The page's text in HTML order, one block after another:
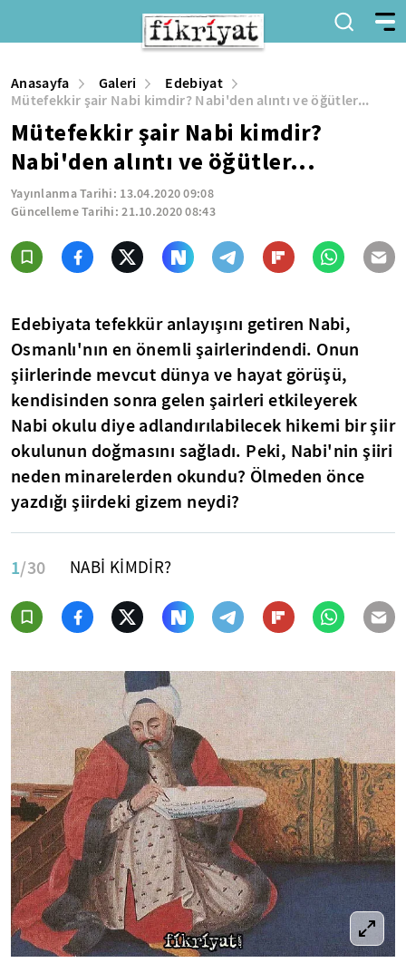
Anasayfa Galeri
Edebiyat
Mütefekkir şair Nabi kimdir? Nabi'den alıntı ve öğütler...
Mütefekkir şair Nabi kimdir?
Nabi'den alıntı ve öğütler...
Yayınlanma Tarihi: 13.04.2020 09:08
Güncelleme Tarihi:21.10.2020 08:43
Edebiyata tefekkür anlayışını getiren Nabi,
Osmanlı'nın en önemli şairlerindendi. Onun
şiirlerinde mevcut dünya ve hayat görüşü,
kendisinden sonra gelen şairleri etkileyerek
Nabi okulu diye adlandırılabilecek hikemi bir şiir
okulunun doğmasını sağladı. Peki, Nabi'nin şiiri
neden minarelerden okundu? Ölmeden önce
yazdığı şiirdeki gizem neydi?
1/30 NABİ KİMDİR?